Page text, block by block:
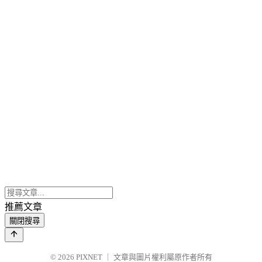
推薦文章
關閉搜尋
© 2026 PIXNET 文章與圖片權利屬原作者所有